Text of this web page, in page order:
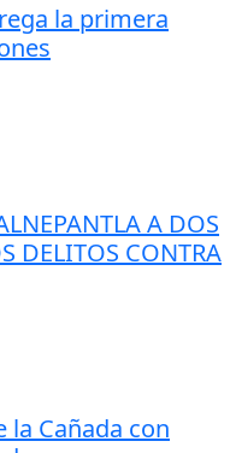
la primera
A DOS
DELITOS CONTRA
la Cañada con